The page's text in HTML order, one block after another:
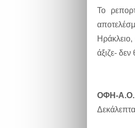
Το
άξιζε-
ΟΦΗ-A.O.